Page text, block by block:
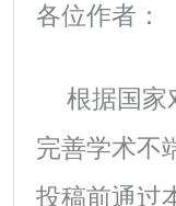
各位作者：
根据国家
完善学术不
投稿前通过